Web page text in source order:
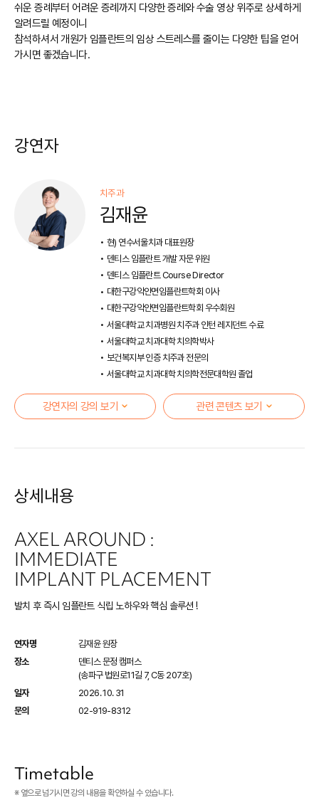
쉬운 증례부터 어려운 증례까지 다양한 증례와 수술 영상 위주로 상세하게
알려드릴 예정이니
참석하셔서 개원가 임플란트의 임상 스트레스를 줄이는 다양한 팁을 얻어
가시면 좋겠습니다.
강연자
치주과
김재윤
현) 연수서울치과 대표원장
덴티스 임플란트 개발 자문 위원
덴티스 임플란트 Course Director
대한구강악안면임플란트학회 이사
대한구강악안면임플란트학회 우수회원
서울대학교 치과병원 치주과 인턴 레지던트 수료
서울대학교 치과대학 치의학박사
보건복지부 인증 치주과 전문의
서울대학교 치과대학 치의학전문대학원 졸업
강연자의 강의 보기 관련 콘텐츠 보기
상세내용
AXEL AROUND :
IMMEDIATE
IMPLANT PLACEMENT
발치 후 즉시 임플란트 식립 노하우와 핵심 솔루션 !
연자명
김재윤 원장
장소
덴티스 문정 캠퍼스
(송파구 법원로11길 7, C동 207호)
일자
2026. 10. 31
문의
02-919-8312
Timetable
※ 옆으로 넘기시면 강의 내용을 확인하실 수 있습니다.